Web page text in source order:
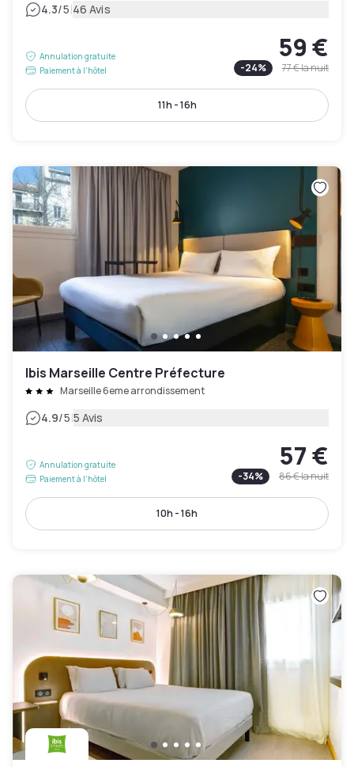
4.3/5|46 Avis
Annulation gratuite
Paiement à l'hôtel
59 €
-24% 77 €la nuit
11h - 16h
Ibis Marseille Centre Préfecture
Marseille 6eme arrondissement
4.9/5|5 Avis
Annulation gratuite
Paiement à l'hôtel
57 €
-34% 86 €la nuit
10h - 16h